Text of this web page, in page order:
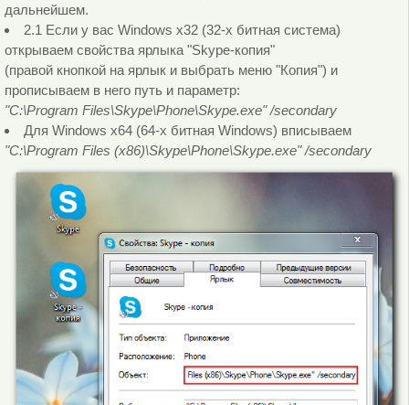
дальнейшем.
2.1 Если у вас Windows х32 (32-х битная система)
открываем свойства ярлыка "Skype-копия"
(правой кнопкой на ярлык и выбрать меню "Копия") и
прописываем в него путь и параметр:
"C:\Program Files\Skype\Phone\Skype.exe" /secondary
Для Windows х64 (64-х битная Windows) вписываем
"C:\Program Files (x86)\Skype\Phone\Skype.exe" /secondary